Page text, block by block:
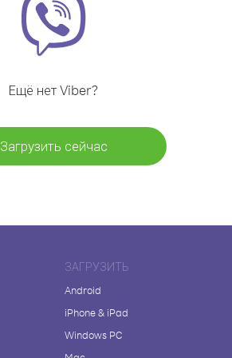
Ещё нет Viber?
Загрузить сейчас
ЗАГРУЗИТЬ
Android
iPhone & iPad
Windows PC